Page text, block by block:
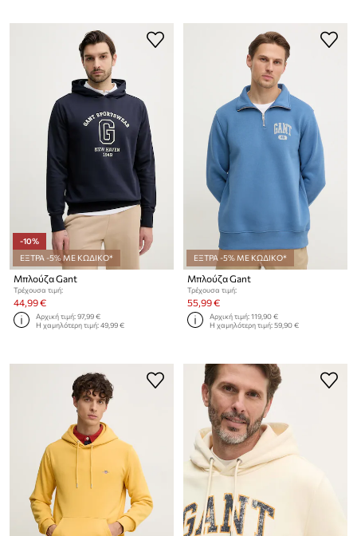
-10%
ΕΞΤΡΑ -5% ΜΕ ΚΩΔΙΚΟ*
Μπλούζα Gant
Τρέχουσα τιμή:
44,99 €
Αρχική τιμή:97,99 €
Η χαμηλότερη τιμή:49,99 €
ΕΞΤΡΑ -5% ΜΕ ΚΩΔΙΚΟ*
Μπλούζα Gant
Τρέχουσα τιμή:
55,99 €
Αρχική τιμή:119,90 €
Η χαμηλότερη τιμή:59,90 €